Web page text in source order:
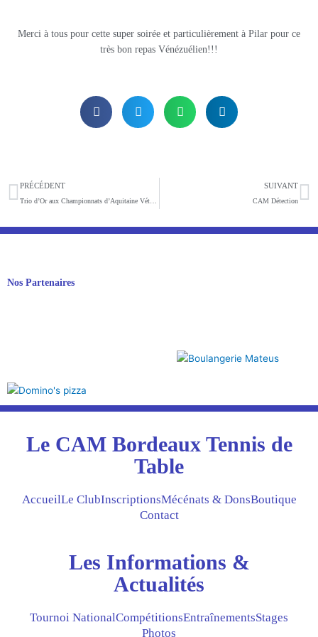
Merci à tous pour cette super soirée et particulièrement à Pilar pour ce
très bon repas Vénézuélien!!!
Précédent
PRÉCÉDENT SUIVANT
CAM Détection
Nos Partenaires
Le CAM Bordeaux Tennis de
Table
AccueilLe ClubInscriptionsMécénats & DonsBoutique
Contact
Les Informations &
Actualités
Tournoi NationalCompétitionsEntraînementsStages
Photos